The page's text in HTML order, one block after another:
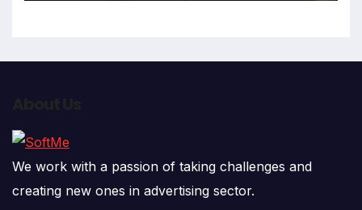
We work with a passion of taking challenges and
creating new ones in advertising sector.